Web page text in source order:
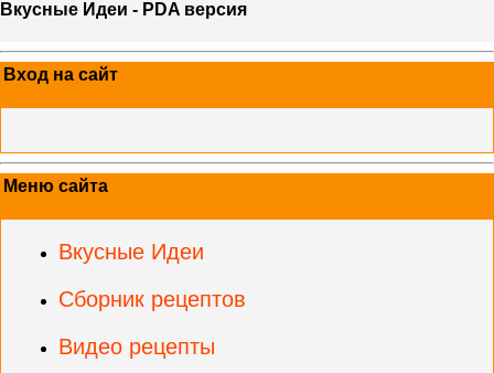
Вкусные Идеи - PDA версия
Вход на сайт
Меню сайта
Вкусные Идеи
Сборник рецептов
Видео рецепты